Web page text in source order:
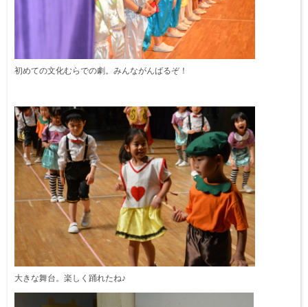
初めての文化むらでの劇。みんながんばるぞ！
大きな舞台。楽しく踊れたね♪